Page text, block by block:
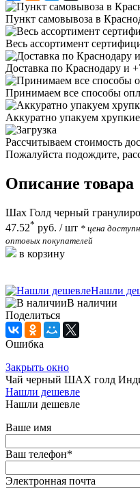
Пункт самовывоза в
Весь ассортимент
Доставка по Краснодару и
Принимаем все способы
Аккуратно упакуем
Рассчитываем стоимость
Пожалуйста подождите,
Описание товара
Шах Голд черный
47.52* руб. / шт * цена
оптовых покупателей
в корзину
Нашли
В наличии
Поделиться
Ошибка
Закрыть окно
Чай черный ШАХ голд
Нашли дешевле
Нашли дешевле
Ваше имя
Ваш телефон*
Электронная почта